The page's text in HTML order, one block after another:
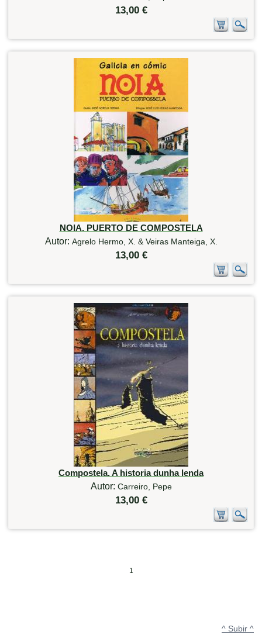
13,00 €
NOIA. PUERTO DE COMPOSTELA
Autor: Agrelo Hermo, X. & Veiras Manteiga, X.
13,00 €
Compostela. A historia dunha lenda
Autor: Carreiro, Pepe
13,00 €
1
^ Subir ^